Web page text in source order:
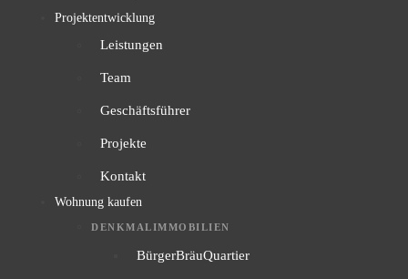
Projektentwicklung
Leistungen
Team
Geschäftsführer
Projekte
Kontakt
Wohnung kaufen
DENKMALIMMOBILIEN
BürgerBräuQuartier